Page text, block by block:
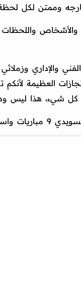
وممتن لكل
واللحظات
والإداري
العظيمة
شيء، هذا ليس
هدفًا واحدًا.